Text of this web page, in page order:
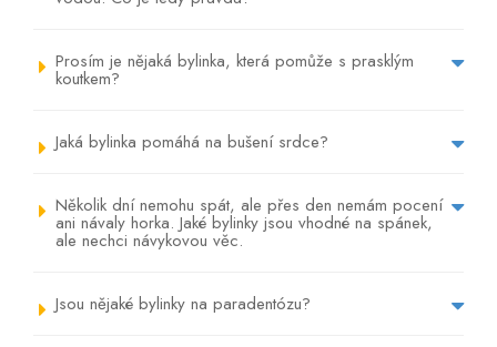
Prosím je nějaká bylinka, která pomůže s prasklým
koutkem?
Jaká bylinka pomáhá na bušení srdce?
Několik dní nemohu spát, ale přes den nemám pocení
ani návaly horka. Jaké bylinky jsou vhodné na spánek,
ale nechci návykovou věc.
Jsou nějaké bylinky na paradentózu?